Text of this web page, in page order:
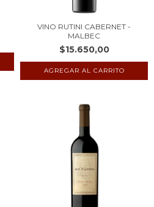
VINO RUTINI CABERNET -
MALBEC
$15.650,00